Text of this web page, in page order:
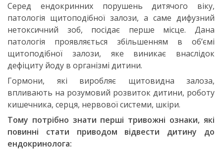
Серед ендокринних порушень дитячого віку,
патологія щитоподібної залози, а саме дифузний
нетоксичний зоб, посідає перше місце. Дана
патологія проявляється збільшенням в об’ємі
щитоподібної залози, яке виникає внаслідок
дефіциту йоду в організмі дитини.
Гормони, які виробляє щитовидна залоза,
впливають на розумовий розвиток дитини, роботу
кишечника, серця, нервової системи, шкіри.
Тому потрібно знати перші тривожні ознаки, які
повинні стати приводом відвести дитину до
ендокринолога: